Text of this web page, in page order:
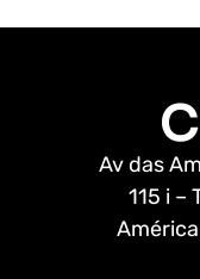
Av das
115 i –